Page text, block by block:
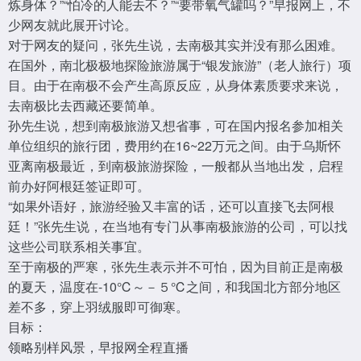
炼身体？”“怕冷的人能去不？”“要带氧气罐吗？”早报网上，不
少网友就此展开讨论。
对于网友的疑问，张先生说，去南极其实并没有那么困难。
在国外，南北极极地探险旅游属于“银发旅游”（老人旅行）项
目。由于在南极不会产生高原反应，从身体素质要求来说，
去南极比去西藏还要简单。
孙先生说，想到南极旅游又想省事，可在国内报名参加相关
单位组织的旅行团，费用约在16~22万元之间。由于乌斯怀
亚离南极最近，到南极旅游探险，一般都从当地出发，启程
前办好阿根廷签证即可。
“如果外语好，旅游经验又丰富的话，还可以直接飞去阿根
廷！”张先生说，在当地有专门从事南极旅游的公司，可以找
这些公司联系相关事宜。
至于南极的严寒，张先生表示并不可怕，因为目前正是南极
的夏天，温度在-10℃～－５℃之间，和我国北方部分地区
差不多，穿上羽绒服即可御寒。
目标：
领略别样风景，早报网全程直播